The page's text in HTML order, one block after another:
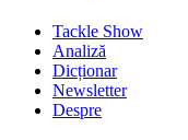
Tackle Show
Analiză
Dicționar
Newsletter
Despre